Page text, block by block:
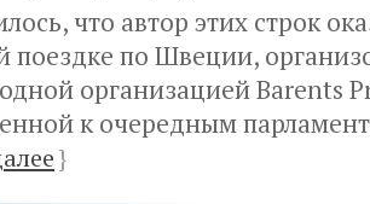
что автор этих строк
поездке по Швеции,
организацией Barents
к очередным
}